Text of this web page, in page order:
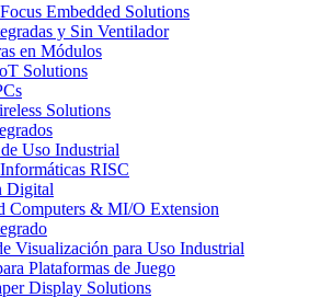
Embedded Solutions
y Sin Ventilador
en Módulos
Solutions
Solutions
Uso Industrial
RISC
Digital
Computers & MI/O Extension
Visualización para Uso Industrial
Plataformas de Juego
Display Solutions